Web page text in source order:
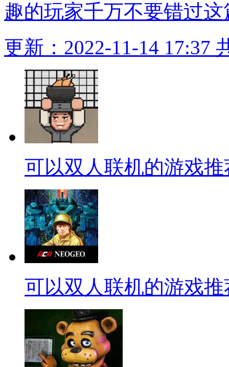
趣的玩家千万不要错过
更新：2022-11-14 17:37
可以双人联机的游戏推
可以双人联机的游戏推